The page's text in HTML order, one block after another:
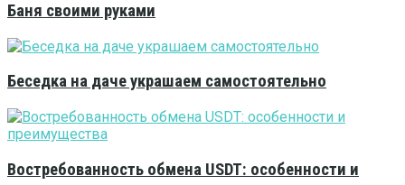
Баня своими руками
Беседка на даче украшаем самостоятельно
Востребованность обмена USDT: особенности и